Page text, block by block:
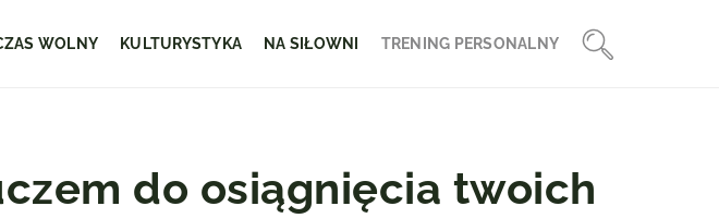
WOLNY KULTURYSTYKA NA SIŁOWNI TRENING PERSONALNY
do osiągnięcia twoich